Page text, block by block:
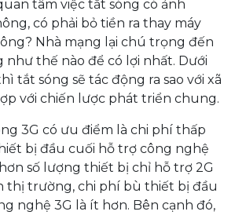
tâm việc tắt sóng có ảnh
có phải bỏ tiền ra thay máy
Nhà mạng lại chú trọng đến
như thế nào để có lợi nhất. Dưới
tắt sóng sẽ tác động ra sao với xã
với chiến lược phát triển chung.
3G có ưu điểm là chi phí thấp
bị đầu cuối hỗ trợ công nghệ
số lượng thiết bị chỉ hỗ trợ 2G
thị trường, chi phí bù thiết bị đầu
nghệ 3G là ít hơn. Bên cạnh đó,